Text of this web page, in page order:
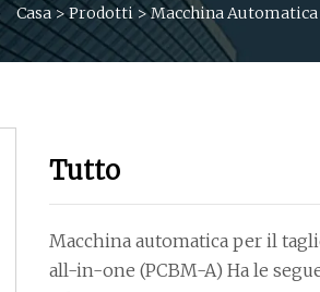
Casa>Prodotti >Macchina
Tutto
Macchina automatica per il
all-in-one (PCBM-A) Ha le